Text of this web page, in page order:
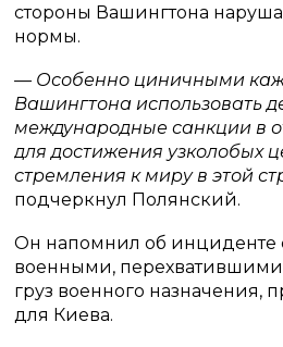
стороны Вашингтона
нормы.
— Особенно циничными
Вашингтона использовать
международные санкции в
для достижения узколобых
стремления к миру в этой
подчеркнул Полянский.
Он напомнил об инциденте
военными,
груз военного назначения,
для Киева.